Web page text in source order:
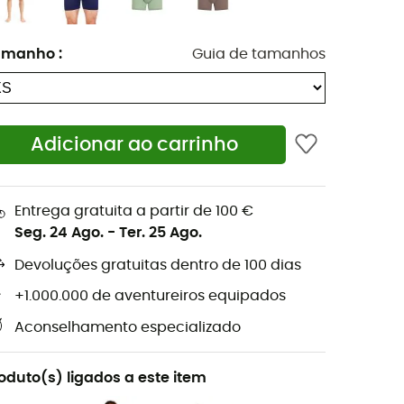
: Guia de tamanhos
Adicionar ao carrinho
Entrega gratuita a partir de 100 €
Seg. 24 Ago. - Ter. 25 Ago.
Devoluções gratuitas dentro de 100 dias
+1.000.000 de aventureiros equipados
Aconselhamento especializado
ligados a este item